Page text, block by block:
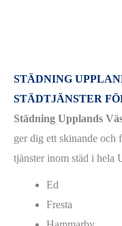
STÄDNING
STÄDTJÄNSTER
Städning Upplands
ger dig ett skinande och
tjänster inom städ i hela
Ed
Fresta